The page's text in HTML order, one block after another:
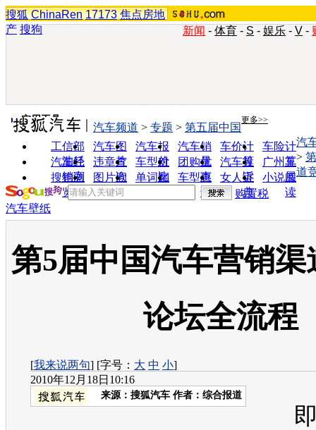
搜狐 ChinaRen 17173 焦点房地
产 搜狗 新闻 - 体育 - S - 娱乐 - V -
实用工具 更多>>
工信部
油耗
汽车图
片
汽车报
价
汽车销
量
车价计
算
车险计
算
汽车经
销商
违章查
询
车型对
比
团购优
惠
汽车投
诉
广州车
展
搜狗浏
览器
图片欣
赏
单词翻
车型查
询
女人宝
典
小说阅
读
汽车频道 > 专题 > 第五届中国
汽
>
道
购置税
汽车壁纸
第5届中国汽车营销渠
论坛全流程
[我来说两句] [字号： 大 中 小]
2010年12月18日10:16
来源： 搜狐汽车 作者：综合报道
即